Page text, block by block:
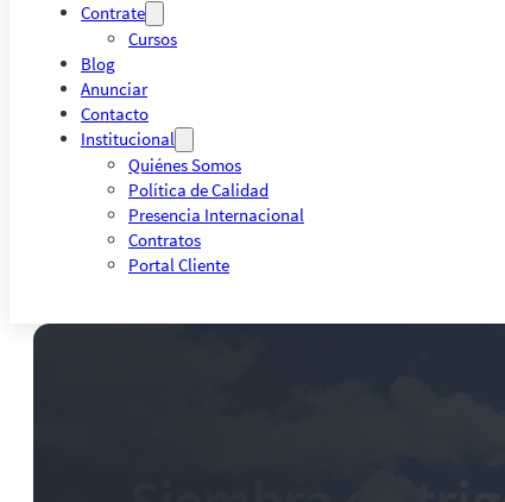
Contrate
Cursos
Blog
Anunciar
Contacto
Institucional
Quiénes Somos
Política de Calidad
Presencia Internacional
Contratos
Portal Cliente